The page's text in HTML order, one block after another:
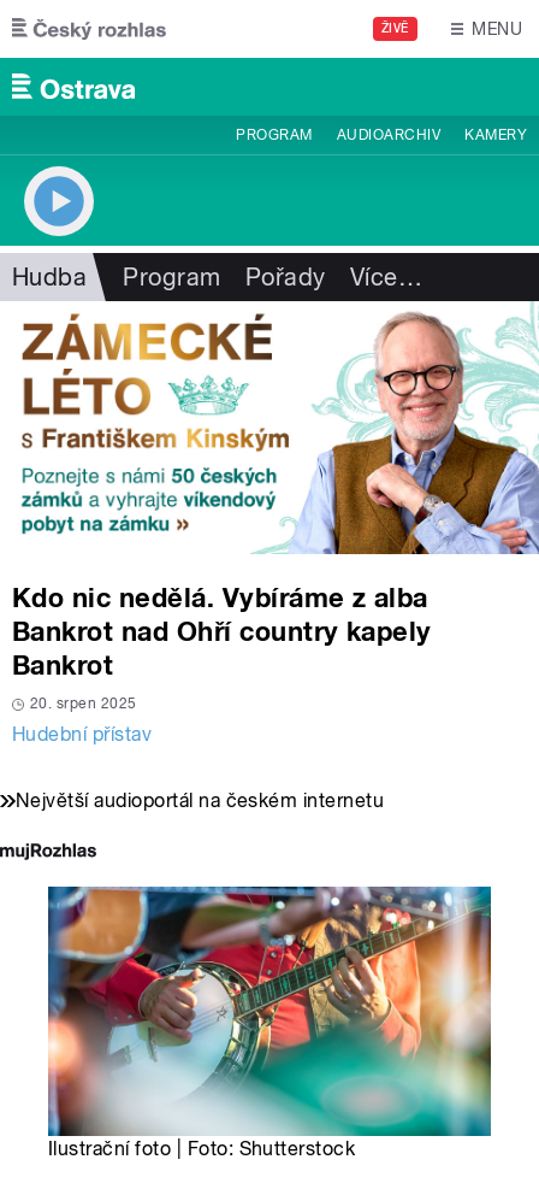
Přejít k hlavnímu obsahu
ŽIVĚ MENU
PROGRAM AUDIOARCHIV KAMERY
Hudba Program Pořady Více…
Kdo nic nedělá. Vybíráme z alba
Bankrot nad Ohří country kapely
Bankrot
20. srpen 2025
Hudební přístav
Největší audioportál na českém internetu
Ilustrační foto | Foto: Shutterstock